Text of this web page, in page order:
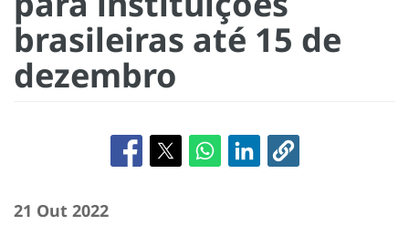
brasileiras até 15 de
dezembro
21 Out 2022